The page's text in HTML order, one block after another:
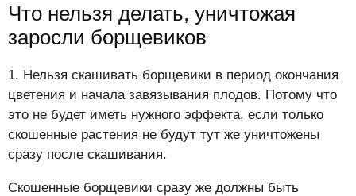
Что нельзя делать, уничтожая
заросли борщевиков
1. Нельзя скашивать борщевики в период окончания
цветения и начала завязывания плодов. Потому что
это не будет иметь нужного эффекта, если только
скошенные растения не будут тут же уничтожены
сразу после скашивания.
Скошенные борщевики сразу же должны быть